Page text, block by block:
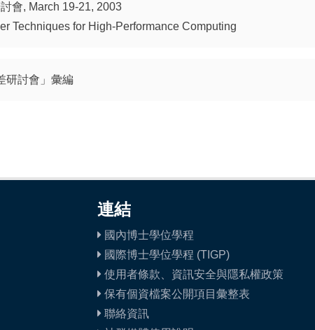
會, March 19-21, 2003
Techniques for High-Performance Computing
研討會」彙編
連結
國內博士學位學程
國際博士學位學程 (TIGP)
使用者條款、資訊安全與隱私權政策
保有個資檔案公開項目彙整表
聯絡資訊